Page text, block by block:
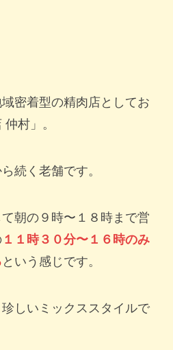
密着型の精肉店としてお
村」。
続く老舗です。
朝の９時〜１８時まで営
１１時３０分〜１６時のみ
という感じです。
しいミックススタイルで